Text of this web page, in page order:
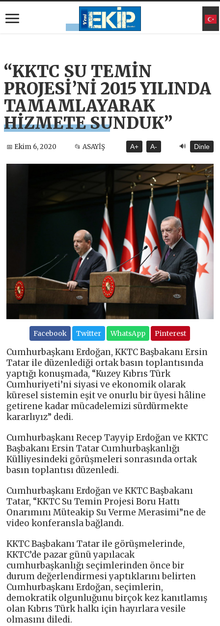
“KKTC SU TEMİN
PROJESİ’Nİ 2015 YILINDA
TAMAMLAYARAK
HİZMETE SUNDUK”
📅 Ekim 6, 2020 📂 ASAYİŞ A+ A- 🔊 Dinle
Facebook Twitter WhatsApp Pinterest
Cumhurbaşkanı Erdoğan, KKTC Başbakanı Ersin
Tatar ile düzenlediği ortak basın toplantısında
yaptığı konuşmada, “Kuzey Kıbrıs Türk
Cumhuriyeti’ni siyasi ve ekonomik olarak
küresel sistemin eşit ve onurlu bir üyesi hâline
getirene kadar mücadelemizi sürdürmekte
kararlıyız” dedi.
Cumhurbaşkanı Recep Tayyip Erdoğan ve KKTC
Başbakanı Ersin Tatar Cumhurbaşkanlığı
Külliyesindeki görüşmeleri sonrasında ortak
basın toplantısı düzenledi.
Cumhurbaşkanı Erdoğan ve KKTC Başbakanı
Tatar, “KKTC Su Temin Projesi Boru Hattı
Onarımını Müteakip Su Verme Merasimi”ne de
video konferansla bağlandı.
KKTC Başbakanı Tatar ile görüşmelerinde,
KKTC’de pazar günü yapılacak
cumhurbaşkanlığı seçimlerinden önce bir
durum değerlendirmesi yaptıklarını belirten
Cumhurbaşkanı Erdoğan, seçimlerin,
demokratik olgunluğunu birçok kez kanıtlamış
olan Kıbrıs Türk halkı için hayırlara vesile
olmasını diledi.